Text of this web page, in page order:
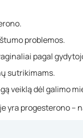
problemos.
pagal
sutrikimams.
veiklą dėl galimo
yra progesterono